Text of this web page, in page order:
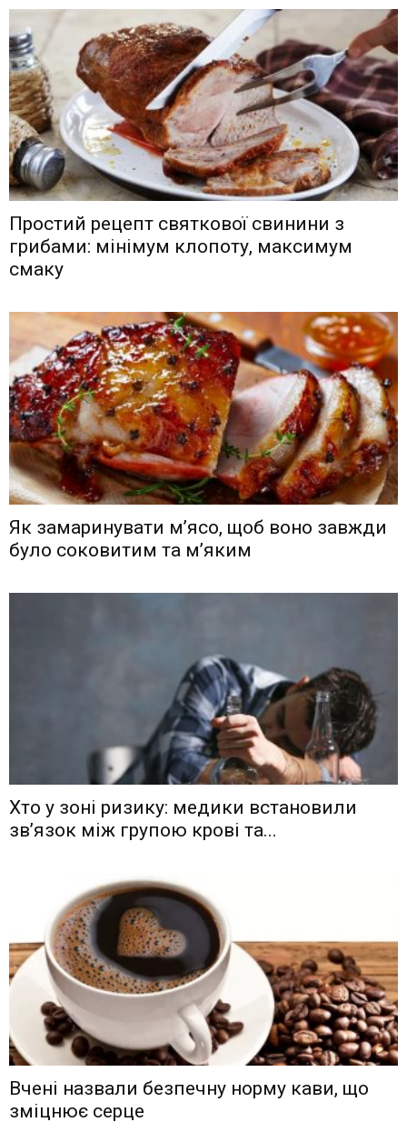
Простий рецепт святкової свинини з
грибами: мінімум клопоту, максимум
смаку
Як замаринувати м’ясо, щоб воно завжди
було соковитим та м’яким
Хто у зоні ризику: медики встановили
зв’язок між групою крові та...
Вчені назвали безпечну норму кави, що
зміцнює серце